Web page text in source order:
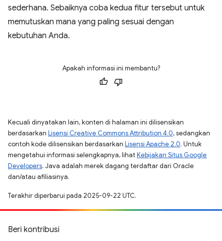
sederhana. Sebaiknya coba kedua fitur tersebut untuk
memutuskan mana yang paling sesuai dengan
kebutuhan Anda.
Apakah informasi ini membantu?
Kecuali dinyatakan lain, konten di halaman ini dilisensikan
berdasarkan Lisensi Creative Commons Attribution 4.0, sedangkan
contoh kode dilisensikan berdasarkan Lisensi Apache 2.0. Untuk
mengetahui informasi selengkapnya, lihatKebijakan Situs Google
Developers. Java adalah merek dagang terdaftar dari Oracle
dan/atau afiliasinya.
Terakhir diperbarui pada 2025-09-22 UTC.
Beri kontribusi